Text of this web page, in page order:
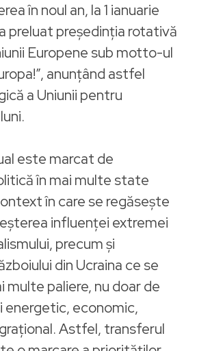
în noul an, la 1 ianuarie
preluat președinția rotativă
Europene sub motto-ul
anunțând astfel
a Uniunii pentru
este marcat de
în mai multe state
în care se regăsește
influenței extremei
precum și
din Ucraina ce se
multe paliere, nu doar de
energetic, economic,
Astfel, transferul